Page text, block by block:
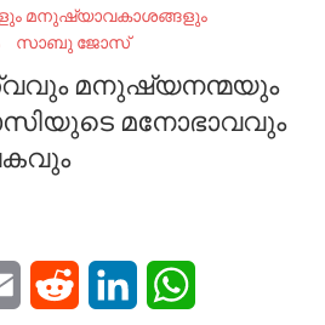
മനുഷ്യാവകാശങ്ങളും
സാബു ജോസ്
മനുഷ്യനന്മയും
മനോഭാവവും
Email Reddit LinkedIn